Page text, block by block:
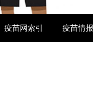
疫苗网索引 疫苗情